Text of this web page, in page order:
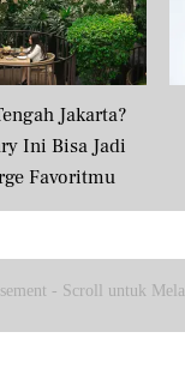
Jakarta?
Ini Bisa Jadi
Favoritmu
- Scroll untuk